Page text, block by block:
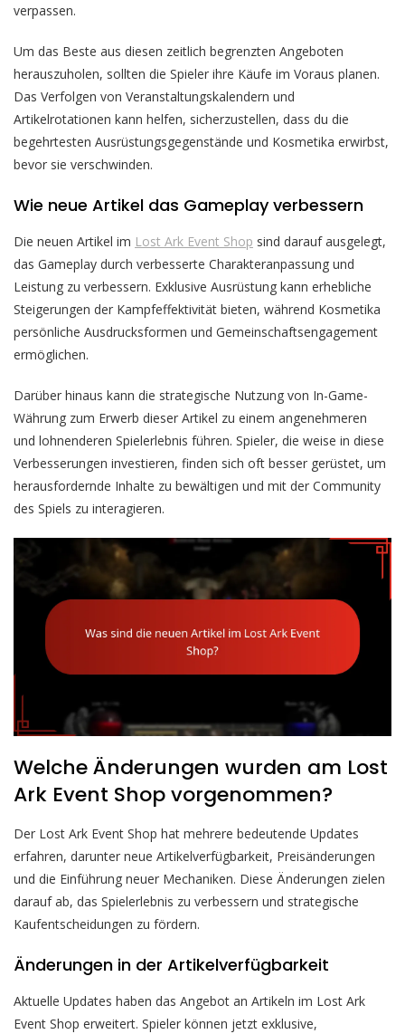
verpassen.
Um das Beste aus diesen zeitlich begrenzten Angeboten
herauszuholen, sollten die Spieler ihre Käufe im Voraus planen.
Das Verfolgen von Veranstaltungskalendern und
Artikelrotationen kann helfen, sicherzustellen, dass du die
begehrtesten Ausrüstungsgegenstände und Kosmetika erwirbst,
bevor sie verschwinden.
Wie neue Artikel das Gameplay verbessern
Die neuen Artikel im Lost Ark Event Shop sind darauf ausgelegt,
das Gameplay durch verbesserte Charakteranpassung und
Leistung zu verbessern. Exklusive Ausrüstung kann erhebliche
Steigerungen der Kampfeffektivität bieten, während Kosmetika
persönliche Ausdrucksformen und Gemeinschaftsengagement
ermöglichen.
Darüber hinaus kann die strategische Nutzung von In-Game-
Währung zum Erwerb dieser Artikel zu einem angenehmeren
und lohnenderen Spielerlebnis führen. Spieler, die weise in diese
Verbesserungen investieren, finden sich oft besser gerüstet, um
herausfordernde Inhalte zu bewältigen und mit der Community
des Spiels zu interagieren.
Welche Änderungen wurden am Lost
Ark Event Shop vorgenommen?
Der Lost Ark Event Shop hat mehrere bedeutende Updates
erfahren, darunter neue Artikelverfügbarkeit, Preisänderungen
und die Einführung neuer Mechaniken. Diese Änderungen zielen
darauf ab, das Spielerlebnis zu verbessern und strategische
Kaufentscheidungen zu fördern.
Änderungen in der Artikelverfügbarkeit
Aktuelle Updates haben das Angebot an Artikeln im Lost Ark
Event Shop erweitert. Spieler können jetzt exklusive,